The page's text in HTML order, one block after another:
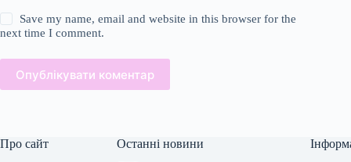
Save my name, email and website in this browser for the
next time I comment.
Опублікувати коментар
Про сайт
Останні новини